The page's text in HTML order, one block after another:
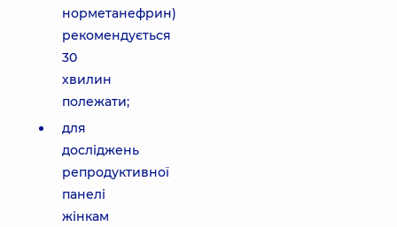
норметанефрин)
рекомендується
30
хвилин
полежати;
для
досліджень
репродуктивної
панелі
жінкам